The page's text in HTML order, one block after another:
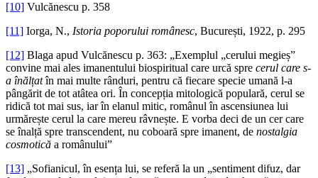
[10] Vulcănescu p. 358
[11] Iorga, N., Istoria poporului românesc, București, 1922, p. 295
[12] Blaga apud Vulcănescu p. 363: „Exemplul „cerului megieș”
convine mai ales imanentului biospiritual care urcă spre cerul care s-
a înălțatîn mai multe rânduri, pentru că fiecare specie umană l-a
pângărit de tot atâtea ori. În concepția mitologică populară, cerul se
ridică tot mai sus, iar în elanul mitic, românul în ascensiunea lui
urmărește cerul la care mereu râvnește. E vorba deci de un cer care
se înalță spre transcendent, nu coboară spre imanent, de nostalgia
cosmotică a românului”
[13] „Sofianicul, în esența lui, se referă la un „sentiment difuz, dar